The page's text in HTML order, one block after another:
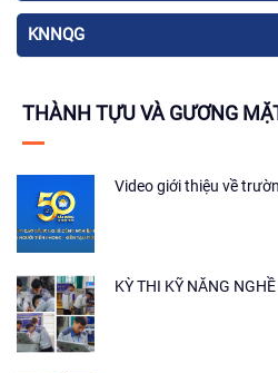
KNNQG
THÀNH TỰU VÀ GƯƠNG
Video giới thiệu về
KỲ THI KỸ NĂNG